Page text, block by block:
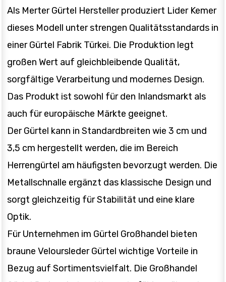
Als Merter Gürtel Hersteller produziert Lider Kemer
dieses Modell unter strengen Qualitätsstandards in
einer Gürtel Fabrik Türkei. Die Produktion legt
großen Wert auf gleichbleibende Qualität,
sorgfältige Verarbeitung und modernes Design.
Das Produkt ist sowohl für den Inlandsmarkt als
auch für europäische Märkte geeignet.
Der Gürtel kann in Standardbreiten wie 3 cm und
3,5 cm hergestellt werden, die im Bereich
Herrengürtel am häufigsten bevorzugt werden. Die
Metallschnalle ergänzt das klassische Design und
sorgt gleichzeitig für Stabilität und eine klare
Optik.
Für Unternehmen im Gürtel Großhandel bieten
braune Veloursleder Gürtel wichtige Vorteile in
Bezug auf Sortimentsvielfalt. Die Großhandel